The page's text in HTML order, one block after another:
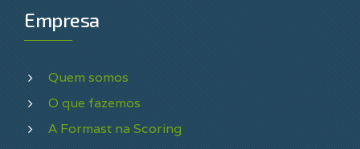
Empresa
Quem somos
O que fazemos
A Formast na Scoring